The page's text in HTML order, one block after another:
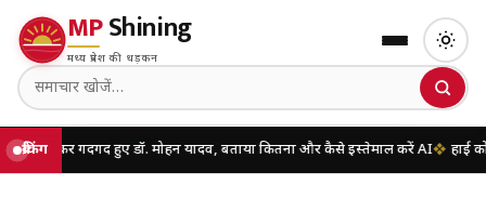
MPShining
मध्य प्रदेश की धड़कन
ब्रेकिंग
गदगद हुए डॉ. मोहन यादव, बताया कितना और कैसे इस्तेमाल करें AI हाई कोर्ट की